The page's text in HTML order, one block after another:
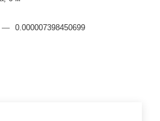
— 0.000007398450699